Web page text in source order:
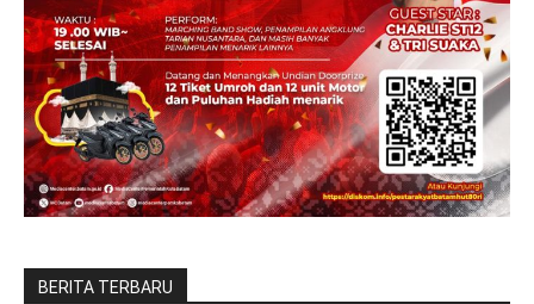
BERITA TERBARU